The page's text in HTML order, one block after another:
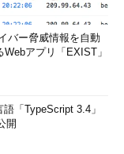
バー脅威情報を自動
Webアプリ「EXIST」
「TypeScript 3.4」
開